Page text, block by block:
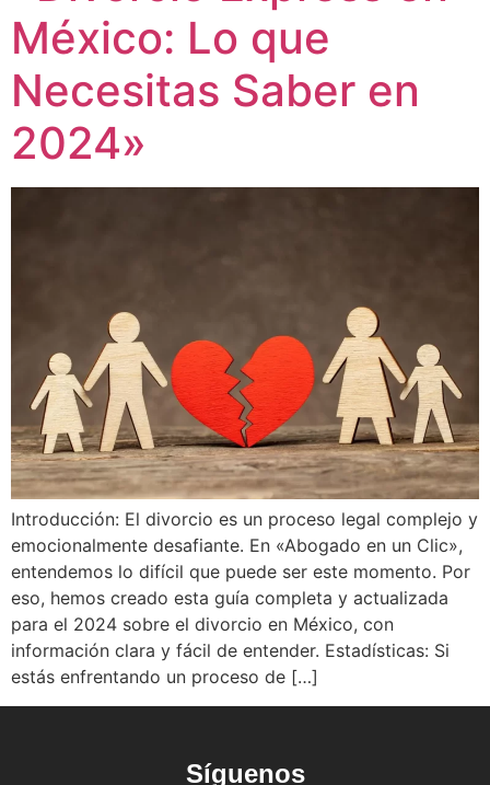
México: Lo que
Necesitas Saber en
2024»
Introducción: El divorcio es un proceso legal complejo y
emocionalmente desafiante. En «Abogado en un Clic»,
entendemos lo difícil que puede ser este momento. Por
eso, hemos creado esta guía completa y actualizada
para el 2024 sobre el divorcio en México, con
información clara y fácil de entender. Estadísticas: Si
estás enfrentando un proceso de […]
Síguenos